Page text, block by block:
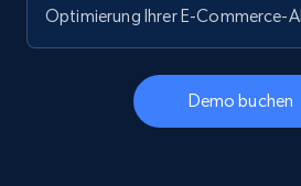
5.6K+ 874+
Walmart - products -
Optimierung Ihrer E-Commerce-
Demo buchen